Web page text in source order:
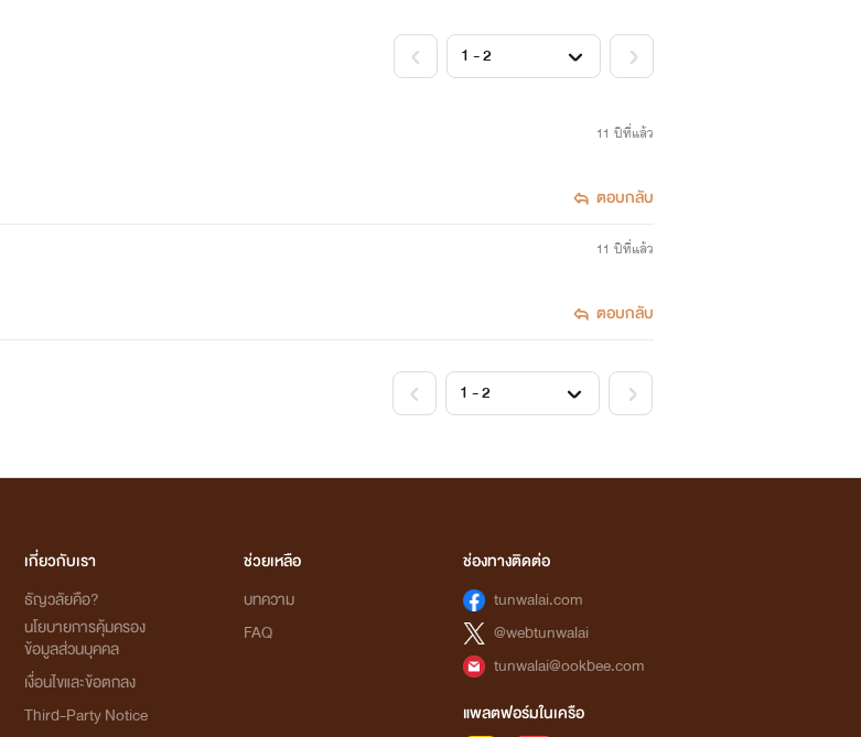
11 ปีที่แล้ว
ตอบกลับ
11 ปีที่แล้ว
ตอบกลับ
เกี่ยวกับเรา
ธัญวลัยคือ?
นโยบายการคุ้มครอง
ข้อมูลส่วนบุคคล
เงื่อนไขและข้อตกลง
Third-Party Notice
ช่วยเหลือ
บทความ
FAQ
ช่องทางติดต่อ
tunwalai.com
@webtunwalai
tunwalai@ookbee.com
แพลตฟอร์มในเครือ